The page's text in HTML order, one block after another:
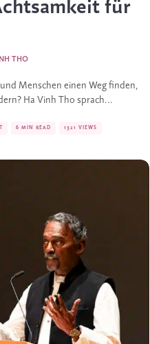
für
THO
Menschen einen Weg finden,
Ha Vinh Tho sprach...
6 MIN READ 1321 VIEWS